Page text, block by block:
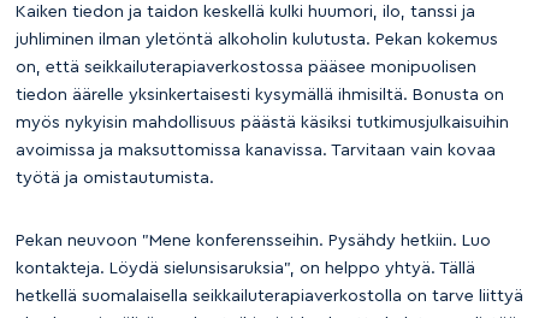
Kaiken tiedon ja taidon keskellä kulki huumori, ilo, tanssi ja
juhliminen ilman yletöntä alkoholin kulutusta. Pekan kokemus
on, että seikkailuterapiaverkostossa pääsee monipuolisen
tiedon äärelle yksinkertaisesti kysymällä ihmisiltä. Bonusta on
myös nykyisin mahdollisuus päästä käsiksi tutkimusjulkaisuihin
avoimissa ja maksuttomissa kanavissa. Tarvitaan vain kovaa
työtä ja omistautumista.
Pekan neuvoon ”Mene konferensseihin. Pysähdy hetkiin. Luo
kontakteja. Löydä sielunsisaruksia”, on helppo yhtyä. Tällä
hetkellä suomalaisella seikkailuterapiaverkostolla on tarve liittyä